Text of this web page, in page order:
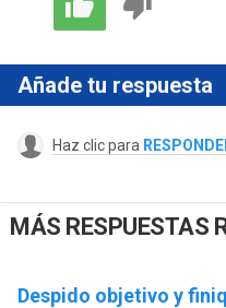
Añade tu respuesta
Haz clic para
MÁS RESPUESTAS
Despido objetivo y